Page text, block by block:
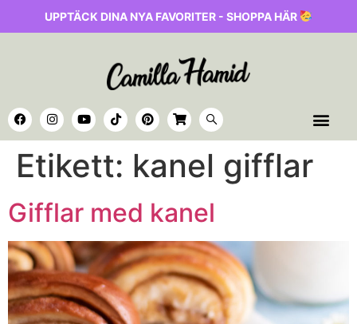
UPPTÄCK DINA NYA FAVORITER - SHOPPA HÄR
Etikett: kanel gifflar
Gifflar med kanel